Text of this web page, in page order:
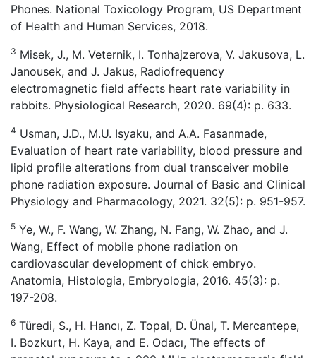
Phones. National Toxicology Program, US Department
of Health and Human Services, 2018.
3 Misek, J., M. Veternik, I. Tonhajzerova, V. Jakusova, L.
Janousek, and J. Jakus, Radiofrequency
electromagnetic field affects heart rate variability in
rabbits. Physiological Research, 2020. 69(4): p. 633.
4 Usman, J.D., M.U. Isyaku, and A.A. Fasanmade,
Evaluation of heart rate variability, blood pressure and
lipid profile alterations from dual transceiver mobile
phone radiation exposure. Journal of Basic and Clinical
Physiology and Pharmacology, 2021. 32(5): p. 951-957.
5 Ye, W., F. Wang, W. Zhang, N. Fang, W. Zhao, and J.
Wang, Effect of mobile phone radiation on
cardiovascular development of chick embryo.
Anatomia, Histologia, Embryologia, 2016. 45(3): p.
197-208.
6 Türedi, S., H. Hancı, Z. Topal, D. Ünal, T. Mercantepe,
I. Bozkurt, H. Kaya, and E. Odacı, The effects of